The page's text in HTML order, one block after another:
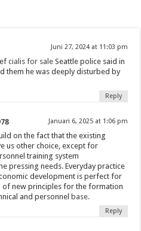
Juni 27, 2024 at 11:03 pm
cialis for sale Seattle police said in
them he was deeply disturbed by
Reply
Januari 6, 2025 at 1:06 pm
on the fact that the existing
us other choice, except for
training system
pressing needs. Everyday practice
development is perfect for
of new principles for the formation
and personnel base.
Reply